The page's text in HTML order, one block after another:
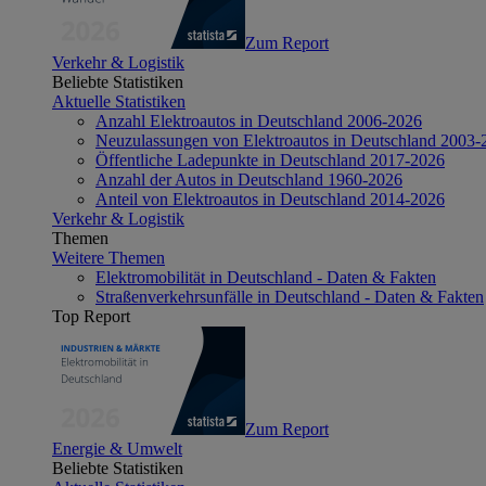
Zum Report
Verkehr & Logistik
Beliebte Statistiken
Aktuelle Statistiken
Anzahl Elektroautos in Deutschland 2006-2026
Neuzulassungen von Elektroautos in Deutschland 2003-
Öffentliche Ladepunkte in Deutschland 2017-2026
Anzahl der Autos in Deutschland 1960-2026
Anteil von Elektroautos in Deutschland 2014-2026
Verkehr & Logistik
Themen
Weitere Themen
Elektromobilität in Deutschland - Daten & Fakten
Straßenverkehrsunfälle in Deutschland - Daten & Fakten
Top Report
Zum Report
Energie & Umwelt
Beliebte Statistiken